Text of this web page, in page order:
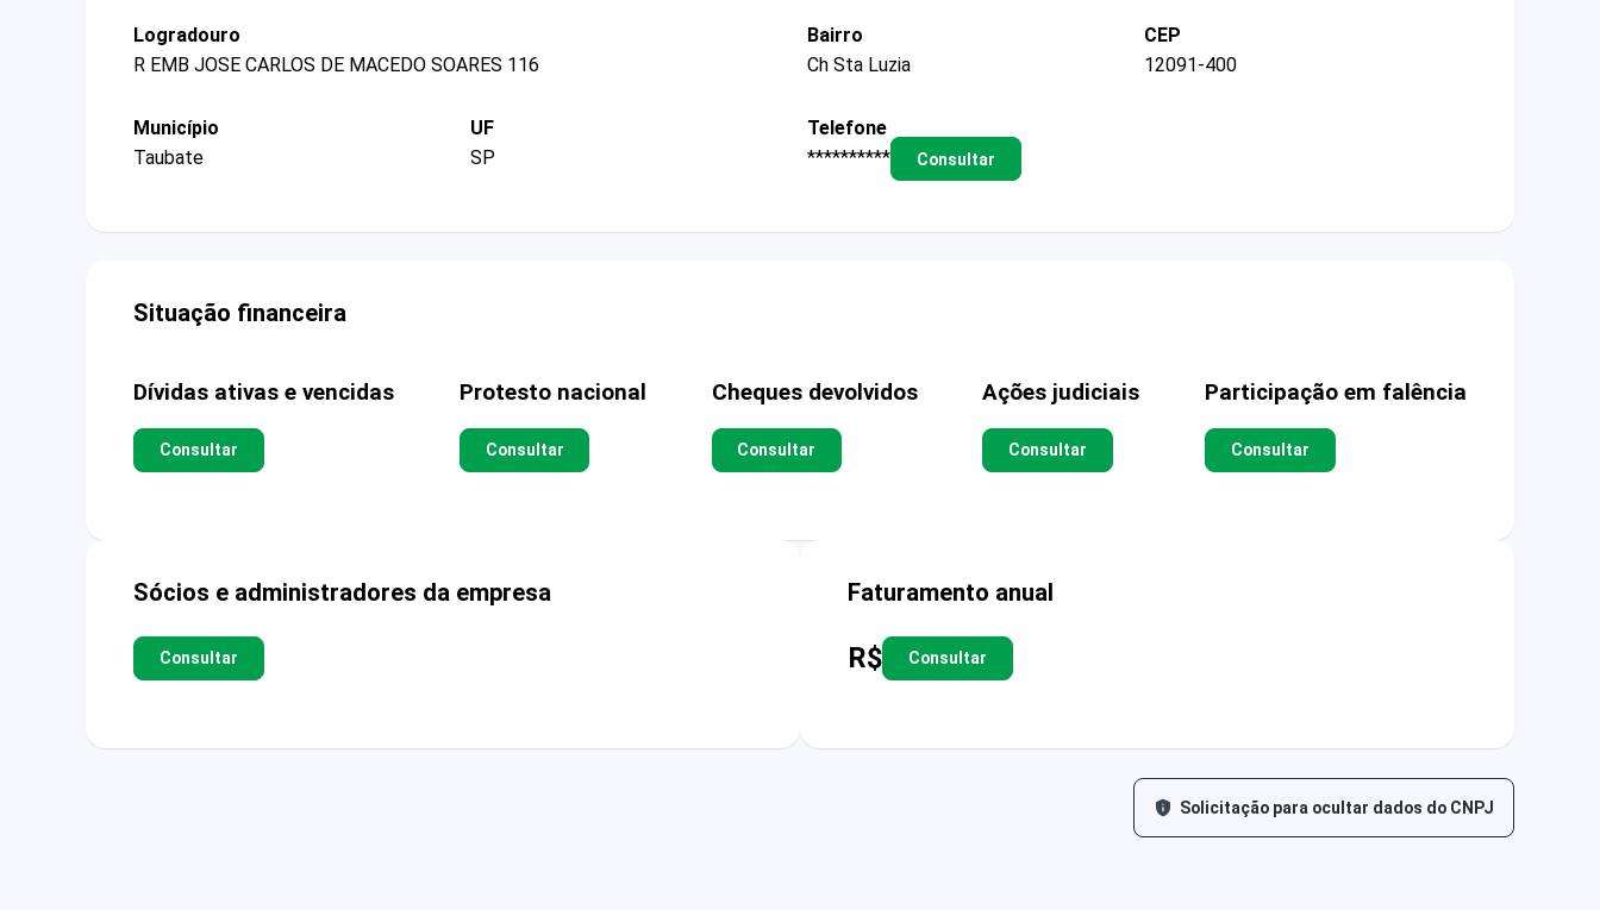
Logradouro
R EMB JOSE CARLOS DE MACEDO SOARES 116
Bairro
Ch Sta Luzia
CEP
12091-400
Município
Taubate
UF
SP
Telefone
**********
Consultar
Situação financeira
Dívidas ativas e vencidas
Consultar
Protesto nacional
Consultar
Cheques devolvidos
Consultar
Ações judiciais
Consultar
Participação em falência
Consultar
Sócios e administradores da empresa
Consultar
Faturamento anual
R$ Consultar
Solicitação para ocultar dados do CNPJ